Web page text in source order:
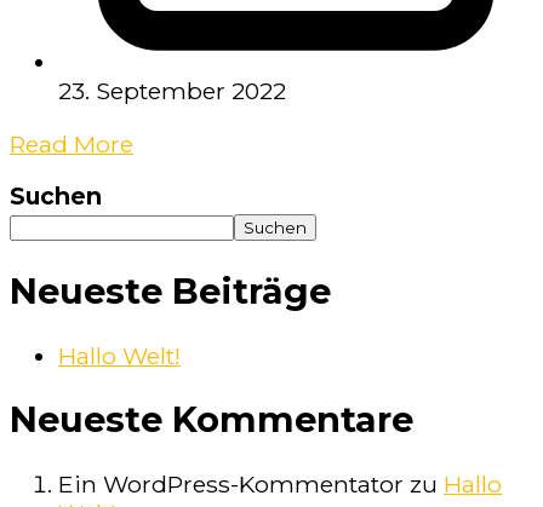
23. September 2022
Read More
Suchen
Suchen
Neueste Beiträge
Hallo Welt!
Neueste Kommentare
Ein WordPress-Kommentator zu Hallo